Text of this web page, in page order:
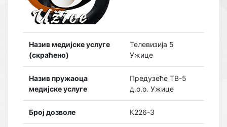
Назив медијске услуге
(скраћено)
Телевизија 5
Ужице
Назив пружаоца
медијске услуге
Предузеће ТВ-5
д.о.о. Ужице
Број дозволе К226-3